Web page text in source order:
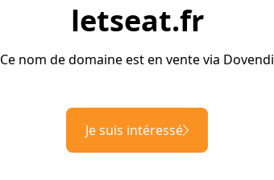
letseat.fr
Ce nom de domaine est en vente via Dovendi
Je suis intéressé